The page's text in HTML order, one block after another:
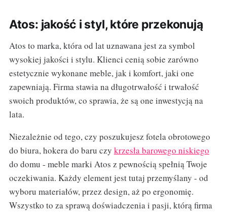
Atos: jakość i styl, które przekonują
Atos to marka, która od lat uznawana jest za symbol
wysokiej jakości i stylu. Klienci cenią sobie zarówno
estetycznie wykonane meble, jak i komfort, jaki one
zapewniają. Firma stawia na długotrwałość i trwałość
swoich produktów, co sprawia, że są one inwestycją na
lata.
Niezależnie od tego, czy poszukujesz fotela obrotowego
do biura, hokera do baru czy krzesła barowego niskiego
do domu - meble marki Atos z pewnością spełnią Twoje
oczekiwania. Każdy element jest tutaj przemyślany - od
wyboru materiałów, przez design, aż po ergonomię.
Wszystko to za sprawą doświadczenia i pasji, którą firma